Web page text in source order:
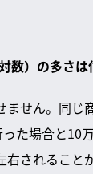
数）の多さ
ません。同じ
た場合と10
されること